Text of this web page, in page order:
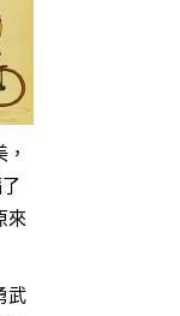
來
武